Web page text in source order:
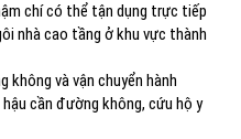
chí có thể tận dụng trực tiếp
nhà cao tầng ở khu vực thành
không và vận chuyển hành
cần đường không, cứu hộ y